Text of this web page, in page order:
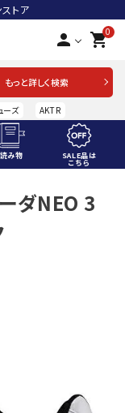
トア
person 0
shopping_cart
もっと詳しく検索
ーズ AKTR
読み物 SALE品は
こちら
ダNEO 3